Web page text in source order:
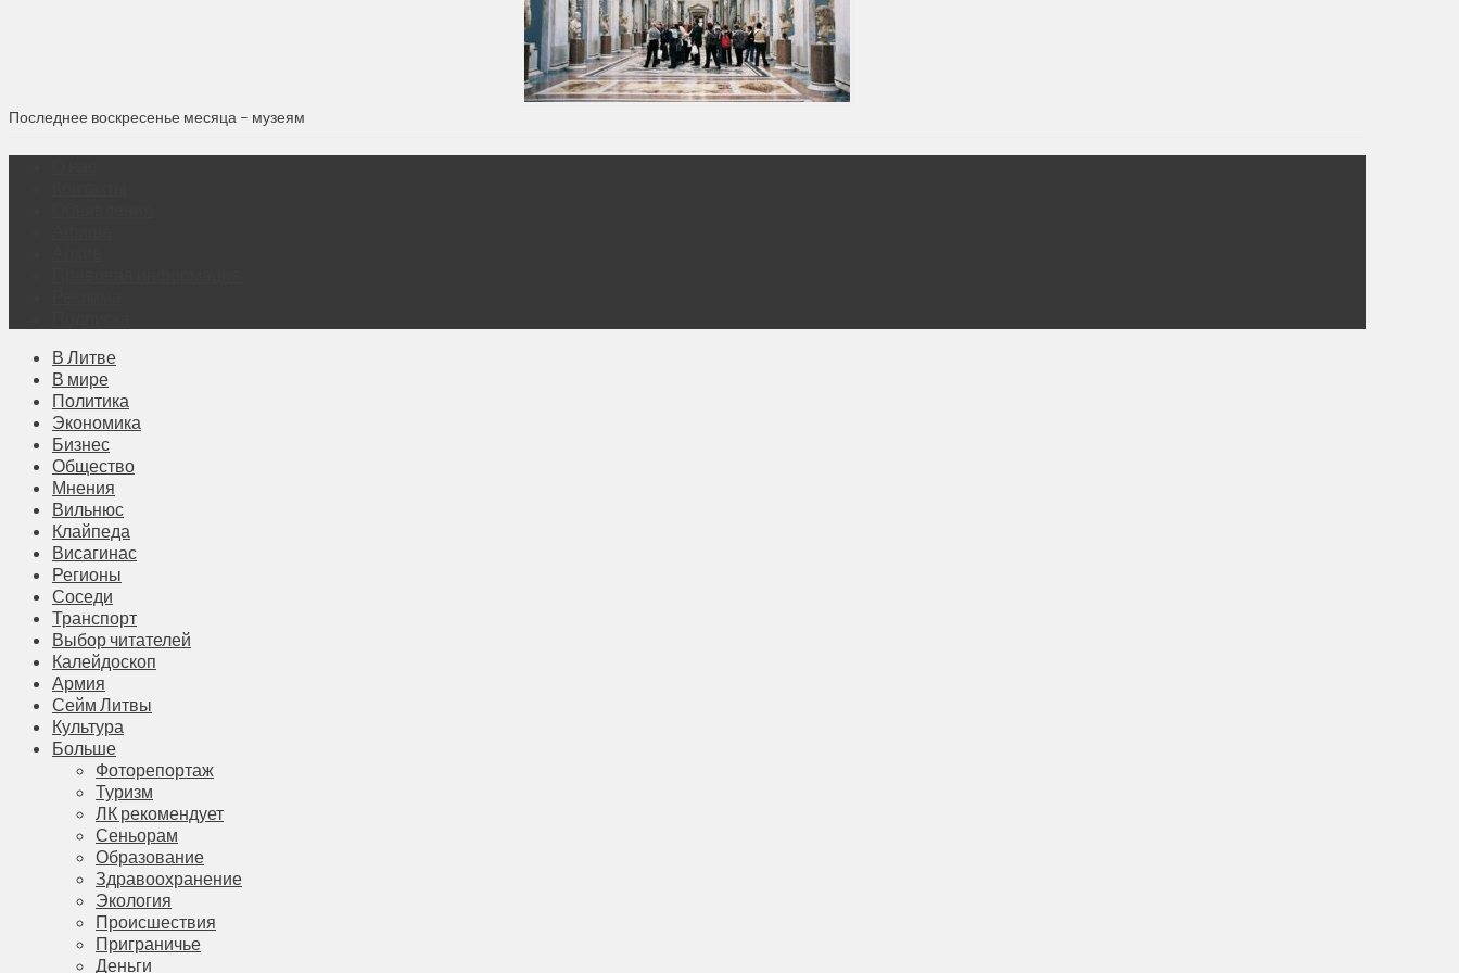
Последнее воскресенье месяца – музеям
В Литве
В мире
Политика
Экономика
Бизнес
Общество
Мнения
Вильнюс
Клайпеда
Висагинас
Регионы
Соседи
Транспорт
Выбор читателей
Калейдоскоп
Армия
Сейм Литвы
Культура
Больше
Фоторепортаж
Туризм
ЛК рекомендует
Сеньорам
Образование
Здравоохранение
Экология
Происшествия
Приграничье
Деньги